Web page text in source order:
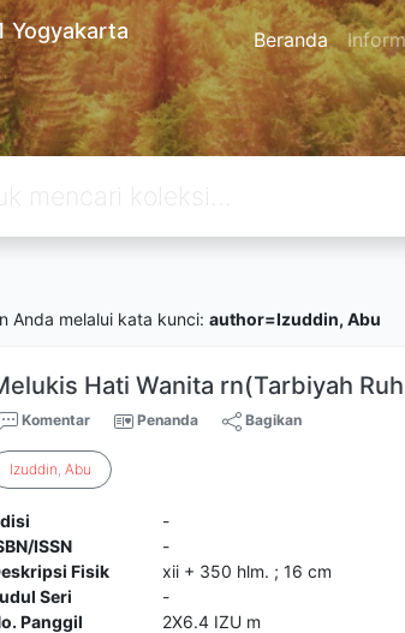
Yogyakarta Beranda
Anda melalui kata kunci: author=Izuddin, Abu
Hati Wanita rn(Tarbiyah
Komentar Penanda Bagikan
Izuddin,Abu
-
ISSN
-
Fisik
xii + 350 hlm. ; 16 cm
Seri
-
Panggil
2X6.4 IZU m